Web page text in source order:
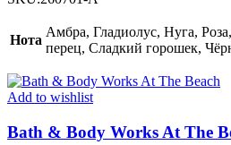
Нота
Амбра, Гладиолус, Нуга,
перец, Сладкий горошек,
Add to wishlist
Bath & Body Works At The